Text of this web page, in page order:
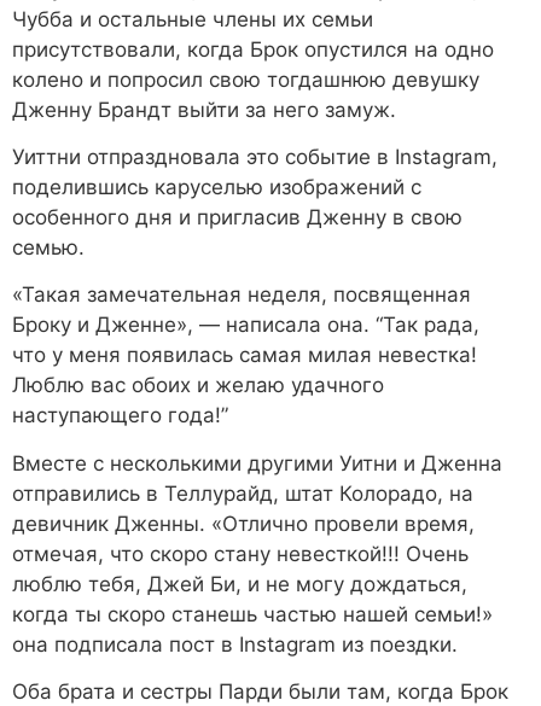
Чубба и остальные члены их семьи
присутствовали, когда Брок опустился на одно
колено и попросил свою тогдашнюю девушку
Дженну Брандт выйти за него замуж.
Уиттни отпраздновала это событие в Instagram,
поделившись каруселью изображений с
особенного дня и пригласив Дженну в свою
семью.
«Такая замечательная неделя, посвященная
Броку и Дженне», — написала она. “Так рада,
что у меня появилась самая милая невестка!
Люблю вас обоих и желаю удачного
наступающего года!”
Вместе с несколькими другими Уитни и Дженна
отправились в Теллурайд, штат Колорадо, на
девичник Дженны. «Отлично провели время,
отмечая, что скоро стану невесткой!!! Очень
люблю тебя, Джей Би, и не могу дождаться,
когда ты скоро станешь частью нашей семьи!»
она подписала пост в Instagram из поездки.
Оба брата и сестры Парди были там, когда Брок